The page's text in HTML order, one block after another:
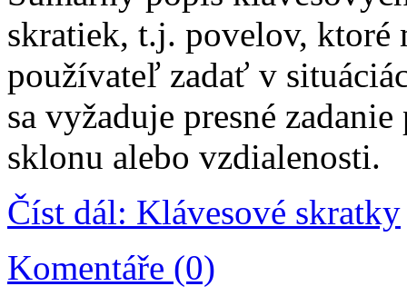
skratiek, t.j. povelov, ktoré
používateľ zadať v
sa vyžaduje presné
sklonu alebo vzdialenosti.
Číst dál: Klávesové skratky
Komentáře (0)